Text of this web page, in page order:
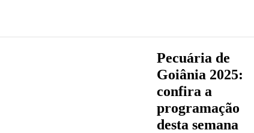
Pecuária de
Goiânia 2025:
confira a
programação
desta semana